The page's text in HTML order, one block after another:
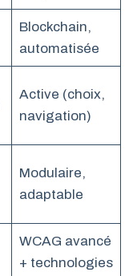
Blockchain,
automatisée
Active (choix,
navigation)
Modulaire,
adaptable
WCAG avancé
+ technologies